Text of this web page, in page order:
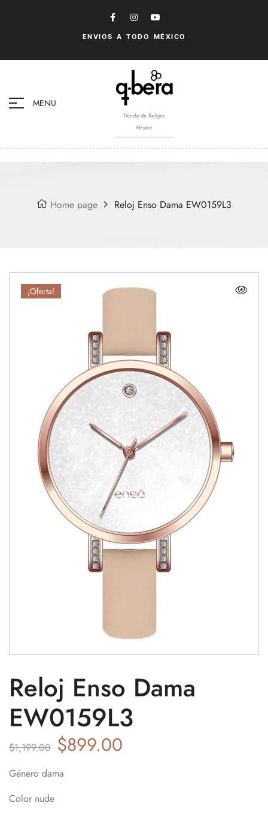
ENVIOS A TODO MÉXICO
MENU
Tienda de Relojes
México
Home page Reloj Enso Dama EW0159L3
¡Oferta!
Reloj Enso Dama
EW0159L3
$1,199.00 $899.00
Género dama
Color nude